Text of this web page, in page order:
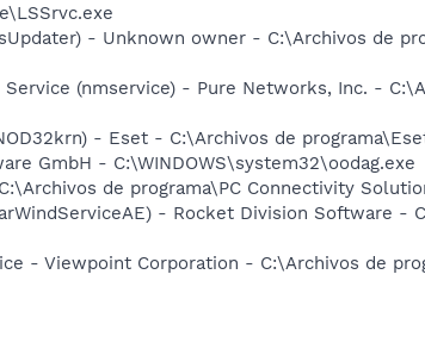
- Unknown owner - C:\Archivos de
(nmservice) - Pure Networks, Inc. -
- Eset - C:\Archivos de
GmbH - C:\WINDOWS\system32\oodag.exe
de programa\PC Connectivity
- Rocket Division Software -
- Viewpoint Corporation - C:\Archivos de